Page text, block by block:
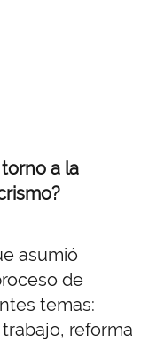
a la
asumió
de
temas:
reforma